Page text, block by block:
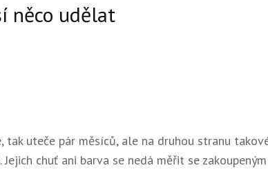
něco udělat
tak uteče pár měsíců, ale na druhou stranu
chuť ani barva se nedá měřit se zakoupeným